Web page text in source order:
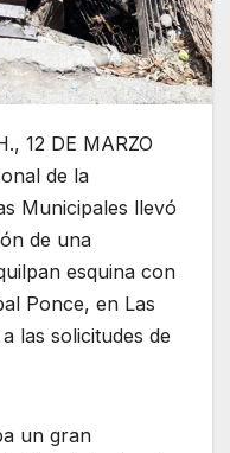
12 DE MARZO
de la
Municipales llevó
de una
esquina con
Ponce, en Las
las solicitudes de
un gran